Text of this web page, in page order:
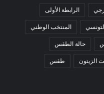
الرابطة الأولى
المنتخب الوطني
حالة الطقس
الزيتون طقس